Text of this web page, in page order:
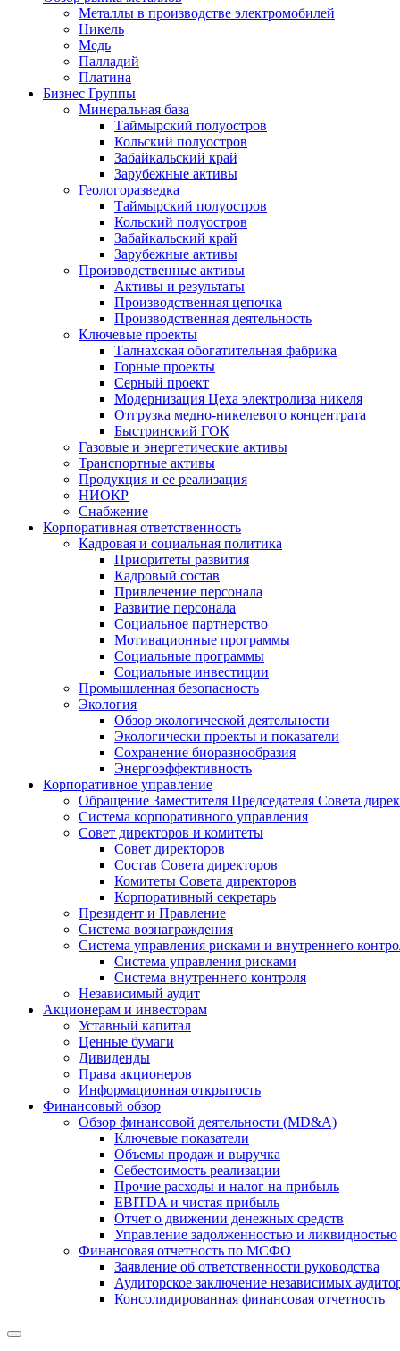
Металлы в производстве электромобилей
Никель
Медь
Палладий
Платина
Бизнес Группы
Минеральная база
Таймырский полуостров
Кольский полуостров
Забайкальский край
Зарубежные активы
Геологоразведка
Таймырский полуостров
Кольский полуостров
Забайкальский край
Зарубежные активы
Производственные активы
Активы и результаты
Производственная цепочка
Производственная деятельность
Ключевые проекты
Талнахская обогатительная фабрика
Горные проекты
Серный проект
Модернизация Цеха электролиза никеля
Отгрузка медно-никелевого концентрата
Быстринский ГОК
Газовые и энергетические активы
Транспортные активы
Продукция и ее реализация
НИОКР
Снабжение
Корпоративная ответственность
Кадровая и социальная политика
Приоритеты развития
Кадровый состав
Привлечение персонала
Развитие персонала
Социальное партнерство
Мотивационные программы
Социальные программы
Социальные инвестиции
Промышленная безопасность
Экология
Обзор экологической деятельности
Экологически проекты и показатели
Сохранение биоразнообразия
Энергоэффективность
Корпоративное управление
Обращение Заместителя Председателя Совета
Система корпоративного управления
Совет директоров и комитеты
Совет директоров
Состав Совета директоров
Комитеты Совета директоров
Корпоративный секретарь
Президент и Правление
Система вознаграждения
Система управления рисками и внутреннего
Система управления рисками
Система внутреннего контроля
Независимый аудит
Акционерам и инвесторам
Уставный капитал
Ценные бумаги
Дивиденды
Права акционеров
Информационная открытость
Финансовый обзор
Обзор финансовой деятельности (MD&A)
Ключевые показатели
Объемы продаж и выручка
Себестоимость реализации
Прочие расходы и налог на прибыль
EBITDA и чистая прибыль
Отчет о движении денежных средств
Управление задолженностью и ликвидностью
Финансовая отчетность по МСФО
Заявление об ответственности руководства
Аудиторское заключение независимых
Консолидированная финансовая отчетность